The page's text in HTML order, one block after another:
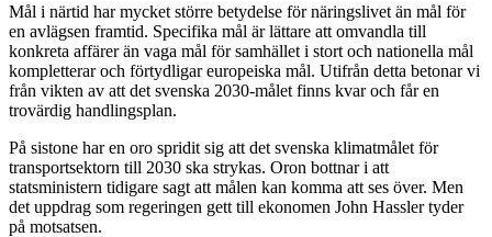
Mål i närtid har mycket större betydelse för näringslivet än mål för
en avlägsen framtid. Specifika mål är lättare att omvandla till
konkreta affärer än vaga mål för samhället i stort och nationella mål
kompletterar och förtydligar europeiska mål. Utifrån detta betonar vi
från vikten av att det svenska 2030-målet finns kvar och får en
trovärdig handlingsplan.
På sistone har en oro spridit sig att det svenska klimatmålet för
transportsektorn till 2030 ska strykas. Oron bottnar i att
statsministern tidigare sagt att målen kan komma att ses över. Men
det uppdrag som regeringen gett till ekonomen John Hassler tyder
på motsatsen.